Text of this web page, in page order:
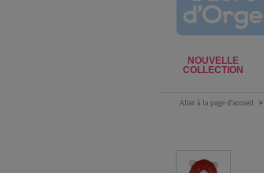
NOUVELLE
COLLECTION
Aller à la page d'accueil >